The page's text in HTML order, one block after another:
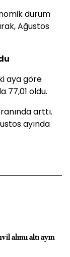
durum
Ağustos
aya göre
77,01 oldu.
arttı.
ayında
alımı altı ayın